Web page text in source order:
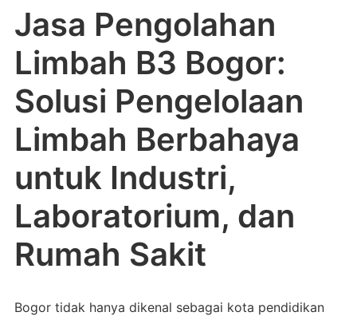
Jasa Pengolahan
Limbah B3 Bogor:
Solusi Pengelolaan
Limbah Berbahaya
untuk Industri,
Laboratorium, dan
Rumah Sakit
Bogor tidak hanya dikenal sebagai kota pendidikan